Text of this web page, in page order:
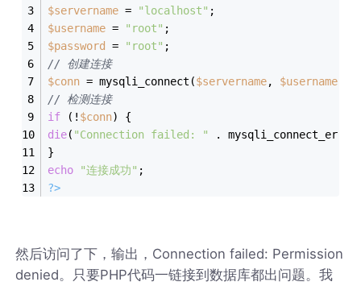
$servername = "localhost" ;
$username = "root" ;
$password
= "root" ;
// 创建连接
$conn = mysqli_connect($servername, $username
// 检测连接
if (! $conn) {
die( "Connection failed: "
.
}
echo
"连接成功" ;
?>
然后访问了下，输出，Connection failed: Permission
denied。只要PHP代码一链接到数据库都出问题。我